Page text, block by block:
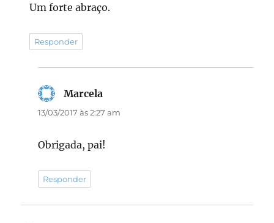
Um forte abraço.
Responder
Marcela
13/03/2017 às 2:27 am
Obrigada, pai!
Responder